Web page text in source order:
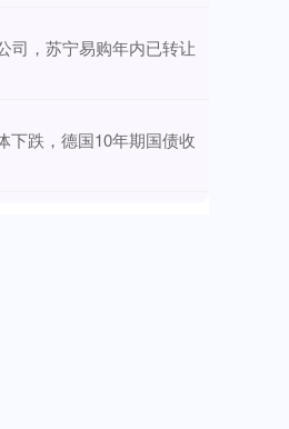
司，苏宁易购年内已转让
下跌，德国10年期国债收